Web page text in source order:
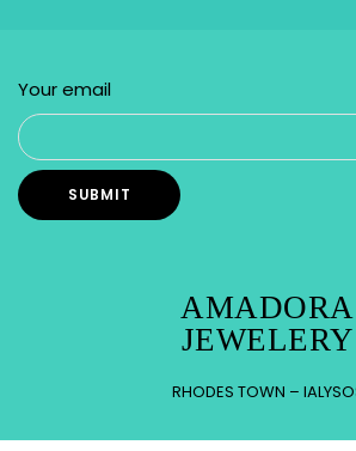
Your email
AMADORA
JEWELERY
RHODES TOWN –